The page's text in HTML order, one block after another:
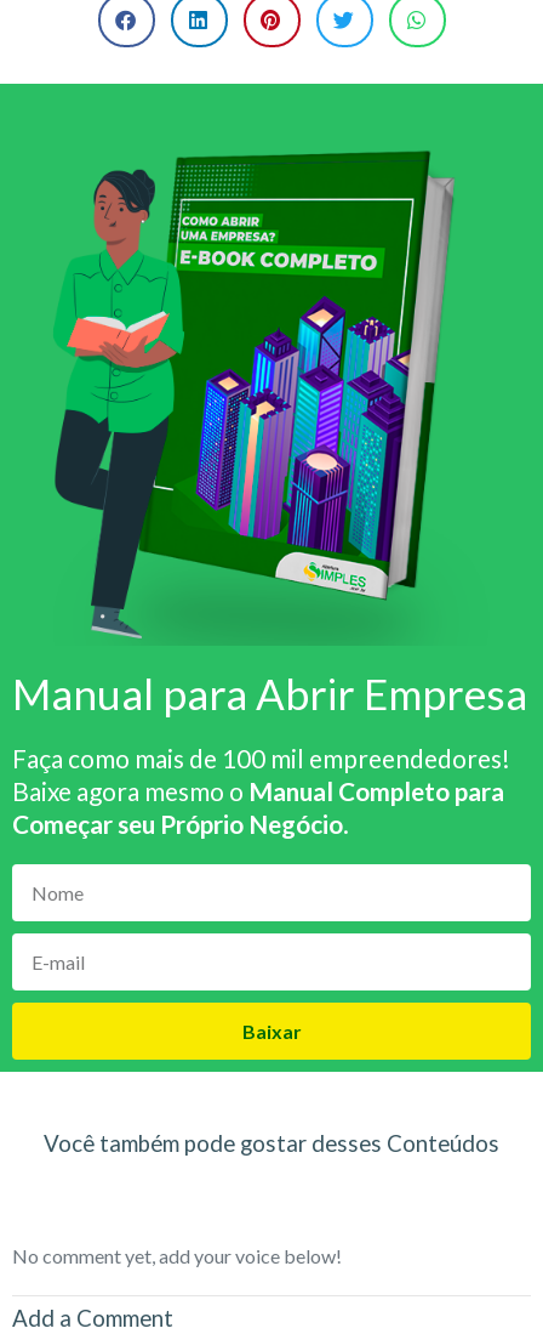
Manual para Abrir Empresa
Faça como mais de 100 mil empreendedores!
Baixe agora mesmo o Manual Completo para
Começar seu Próprio Negócio.
Baixar
Você também pode gostar desses Conteúdos
No comment yet, add your voice below!
Add a Comment